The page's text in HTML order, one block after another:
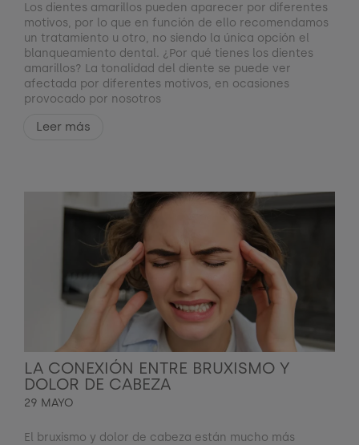
Los dientes amarillos pueden aparecer por diferentes
motivos, por lo que en función de ello recomendamos
un tratamiento u otro, no siendo la única opción el
blanqueamiento dental. ¿Por qué tienes los dientes
amarillos? La tonalidad del diente se puede ver
afectada por diferentes motivos, en ocasiones
provocado por nosotros
Leer más
LA CONEXIÓN ENTRE BRUXISMO Y
DOLOR DE CABEZA
29 MAYO
El bruxismo y dolor de cabeza están mucho más